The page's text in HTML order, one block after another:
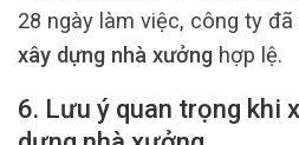
28 ngày làm việc, công ty
xây dựng nhà xưởng hợp lệ.
6. Lưu ý quan trọng khi